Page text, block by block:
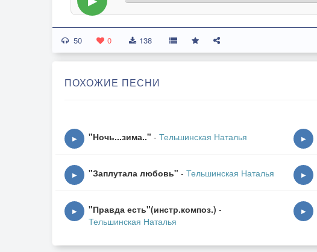
50 0 138
ПОХОЖИЕ ПЕСНИ
▶ "Ночь...зима.." - Тельшинская Наталья ▶
▶ "Заплутала любовь" - Тельшинская Наталья ▶
▶ "Правда есть"(инстр.композ.) -
Тельшинская Наталья
▶